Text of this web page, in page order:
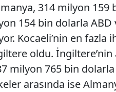
314 milyon 159
154 bin dolarla
Kocaeli’nin en fazla
oldu. İngiltere’nin
milyon 765 bin
arasında ise